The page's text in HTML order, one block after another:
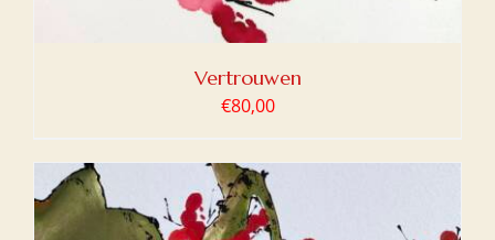
Vertrouwen
€80,00